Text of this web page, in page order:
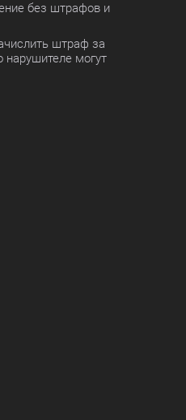
без штрафов и
штраф за
могут